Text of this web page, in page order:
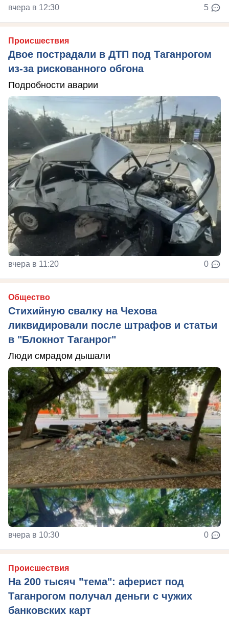
вчера в 12:30 5
Происшествия
Двое пострадали в ДТП под Таганрогом
из-за рискованного обгона
Подробности аварии
вчера в 11:20 0
Общество
Стихийную свалку на Чехова
ликвидировали после штрафов и статьи
в "Блокнот Таганрог"
Люди смрадом дышали
вчера в 10:30 0
Происшествия
На 200 тысяч "тема": аферист под
Таганрогом получал деньги с чужих
банковских карт